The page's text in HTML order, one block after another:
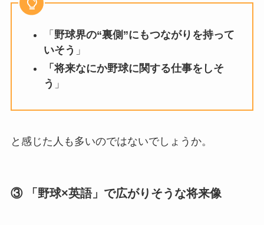
「 野球界の“裏側”にもつながりを持って
いそう 」
「将来なにか野球に関する仕事をしそ
う 」
と感じた人も多いのではないでしょうか。
③ 「野球×英語」で広がりそうな将来像